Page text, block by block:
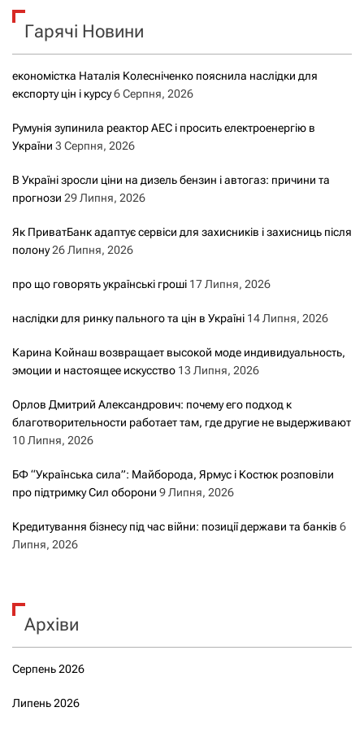
к
Гарячі Новини
економістка Наталія Колесніченко пояснила наслідки для
експорту цін і курсу6 Серпня, 2026
Румунія зупинила реактор АЕС і просить електроенергію в
України 3 Серпня, 2026
В Україні зросли ціни на дизель бензин і автогаз: причини та
прогнози 29 Липня, 2026
Як ПриватБанк адаптує сервіси для захисників і захисниць після
полону26 Липня, 2026
про що говорять українські гроші 17 Липня, 2026
наслідки для ринку пального та цін в Україні 14 Липня, 2026
Карина Койнаш возвращает высокой моде индивидуальность,
эмоции и настоящее искусство 13 Липня, 2026
Орлов Дмитрий Александрович: почему его подход к
благотворительности работает там, где другие не выдерживают
10 Липня, 2026
БФ “Українська сила”: Майборода, Ярмус і Костюк розповіли
про підтримку Сил оборони 9 Липня, 2026
Кредитування бізнесу під час війни: позиції держави та банків 6
Липня, 2026
Архіви
Серпень 2026
Липень 2026